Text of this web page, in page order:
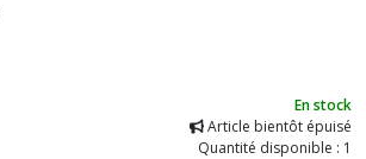
En stock
Article bientôt épuisé
Quantité disponible : 1